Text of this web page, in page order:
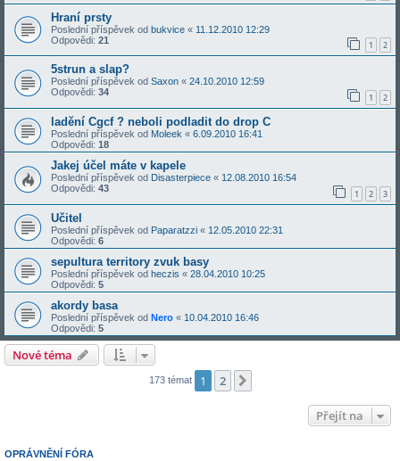
Hraní prsty
Poslední příspěvek od bukvice « 11.12.2010 12:29
Odpovědi: 21 1 2
5strun a slap?
Poslední příspěvek od Saxon « 24.10.2010 12:59
Odpovědi: 34 1 2
ladění Cgcf ? neboli podladit do drop C
Poslední příspěvek od Moleek « 6.09.2010 16:41
Odpovědi: 18
Jakej účel máte v kapele
Poslední příspěvek od Disasterpiece « 12.08.2010 16:54
Odpovědi: 43 1 2 3
Učitel
Poslední příspěvek od Paparatzzi « 12.05.2010 22:31
Odpovědi: 6
sepultura territory zvuk basy
Poslední příspěvek od heczis « 28.04.2010 10:25
Odpovědi: 5
akordy basa
Poslední příspěvek od Nero « 10.04.2010 16:46
Odpovědi: 5
Nové téma
173 témat 1 2
Přejít na
OPRÁVNĚNÍ FÓRA